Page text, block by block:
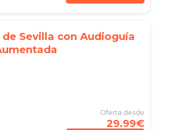
Sevilla con Audioguía
Oferta desde
29.99€